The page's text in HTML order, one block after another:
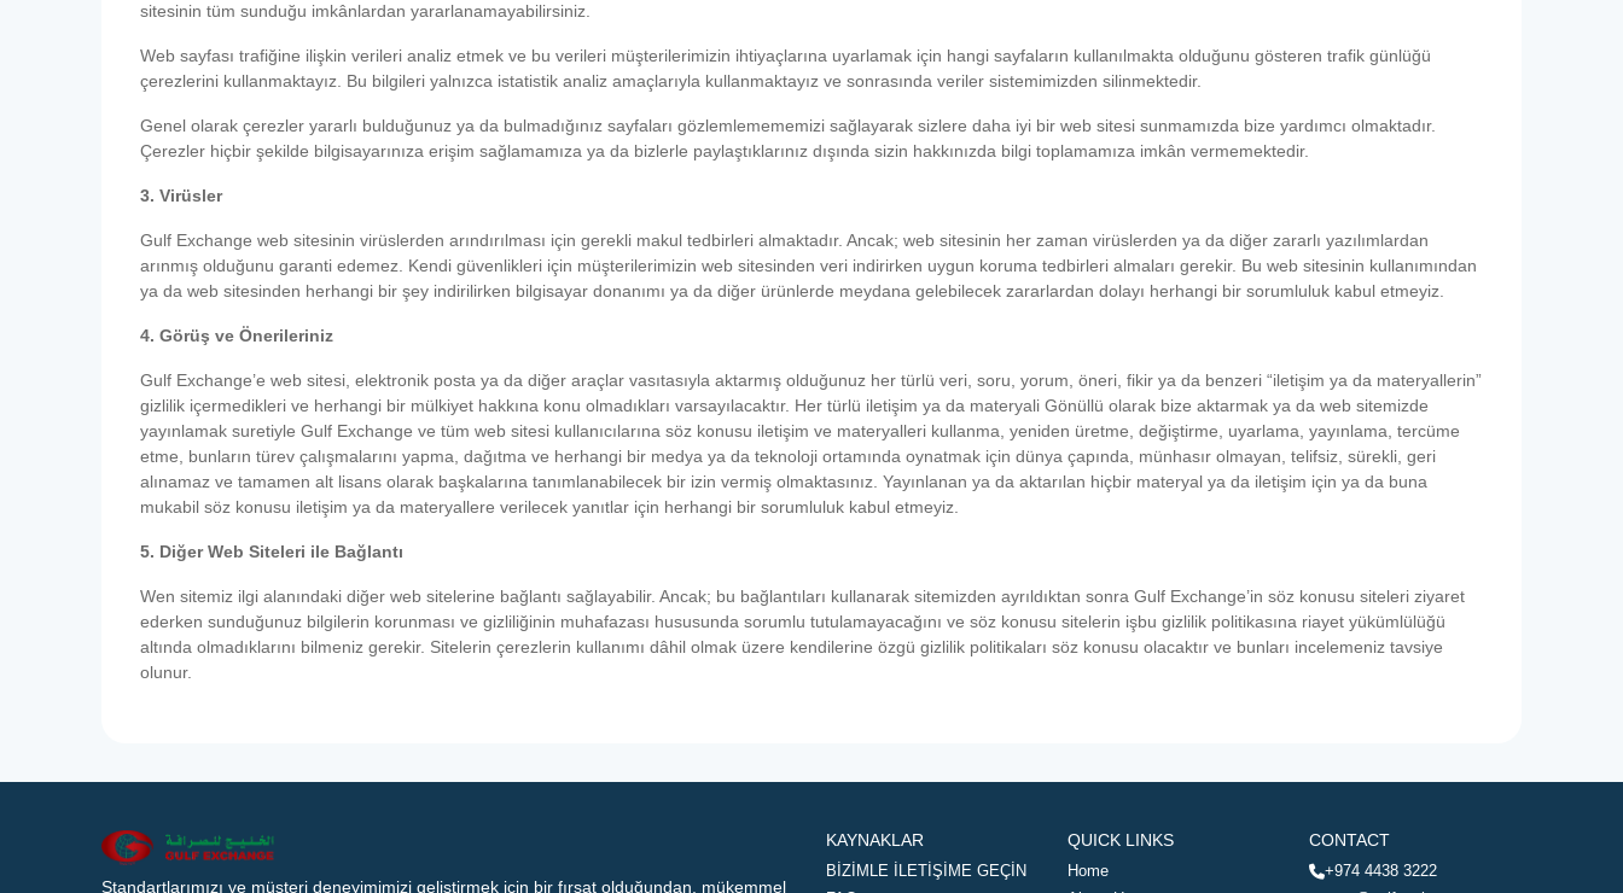
sitesinin tüm sunduğu imkânlardan yararlanamayabilirsiniz.
Web sayfası trafiğine ilişkin verileri analiz etmek ve bu verileri müşterilerimizin ihtiyaçlarına uyarlamak için hangi sayfaların kullanılmakta olduğunu gösteren trafik günlüğü
çerezlerini kullanmaktayız. Bu bilgileri yalnızca istatistik analiz amaçlarıyla kullanmaktayız ve sonrasında veriler sistemimizden silinmektedir.
Genel olarak çerezler yararlı bulduğunuz ya da bulmadığınız sayfaları gözlemlemememizi sağlayarak sizlere daha iyi bir web sitesi sunmamızda bize yardımcı olmaktadır.
Çerezler hiçbir şekilde bilgisayarınıza erişim sağlamamıza ya da bizlerle paylaştıklarınız dışında sizin hakkınızda bilgi toplamamıza imkân vermemektedir.
3. Virüsler
Gulf Exchange web sitesinin virüslerden arındırılması için gerekli makul tedbirleri almaktadır. Ancak; web sitesinin her zaman virüslerden ya da diğer zararlı yazılımlardan
arınmış olduğunu garanti edemez. Kendi güvenlikleri için müşterilerimizin web sitesinden veri indirirken uygun koruma tedbirleri almaları gerekir. Bu web sitesinin kullanımından
ya da web sitesinden herhangi bir şey indirilirken bilgisayar donanımı ya da diğer ürünlerde meydana gelebilecek zararlardan dolayı herhangi bir sorumluluk kabul etmeyiz.
4. Görüş ve Önerileriniz
Gulf Exchange’e web sitesi, elektronik posta ya da diğer araçlar vasıtasıyla aktarmış olduğunuz her türlü veri, soru, yorum, öneri, fikir ya da benzeri “iletişim ya da materyallerin”
gizlilik içermedikleri ve herhangi bir mülkiyet hakkına konu olmadıkları varsayılacaktır. Her türlü iletişim ya da materyali Gönüllü olarak bize aktarmak ya da web sitemizde
yayınlamak suretiyle Gulf Exchange ve tüm web sitesi kullanıcılarına söz konusu iletişim ve materyalleri kullanma, yeniden üretme, değiştirme, uyarlama, yayınlama, tercüme
etme, bunların türev çalışmalarını yapma, dağıtma ve herhangi bir medya ya da teknoloji ortamında oynatmak için dünya çapında, münhasır olmayan, telifsiz, sürekli, geri
alınamaz ve tamamen alt lisans olarak başkalarına tanımlanabilecek bir izin vermiş olmaktasınız. Yayınlanan ya da aktarılan hiçbir materyal ya da iletişim için ya da buna
mukabil söz konusu iletişim ya da materyallere verilecek yanıtlar için herhangi bir sorumluluk kabul etmeyiz.
5. Diğer Web Siteleri ile Bağlantı
Wen sitemiz ilgi alanındaki diğer web sitelerine bağlantı sağlayabilir. Ancak; bu bağlantıları kullanarak sitemizden ayrıldıktan sonra Gulf Exchange’in söz konusu siteleri ziyaret
ederken sunduğunuz bilgilerin korunması ve gizliliğinin muhafazası hususunda sorumlu tutulamayacağını ve söz konusu sitelerin işbu gizlilik politikasına riayet yükümlülüğü
altında olmadıklarını bilmeniz gerekir. Sitelerin çerezlerin kullanımı dâhil olmak üzere kendilerine özgü gizlilik politikaları söz konusu olacaktır ve bunları incelemeniz tavsiye
olunur.
Standartlarımızı ve müşteri deneyimimizi geliştirmek için bir fırsat olduğundan, mükemmel
KAYNAKLAR
BİZİMLE İLETİŞİME GEÇİN
QUICK LINKS
Home
CONTACT
+974 4438 3222